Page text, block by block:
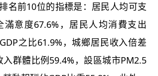
前10位的指標是：居民人均可支
意度67.6%，居民人均消費支出
之比61.9%，城鄉居民收入倍差
群體比例59.4%，設區城市PM2.5